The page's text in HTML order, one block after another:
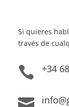
Si quieres
través de
 +34
